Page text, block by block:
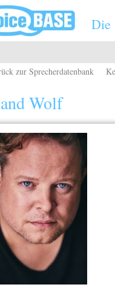
Die
zur Sprecherdatenbank
Wolf